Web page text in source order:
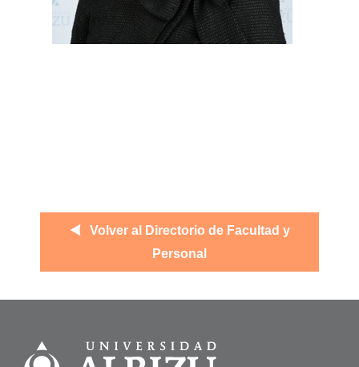
Volver al Directorio de Facultad y
Personal